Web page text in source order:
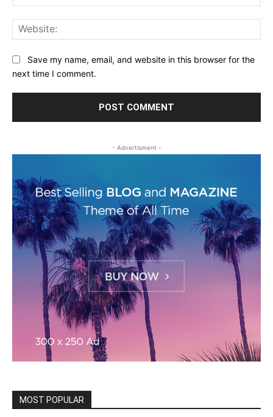
Save my name, email, and website in this browser for the
next time I comment.
- Advertisment -
MOST POPULAR